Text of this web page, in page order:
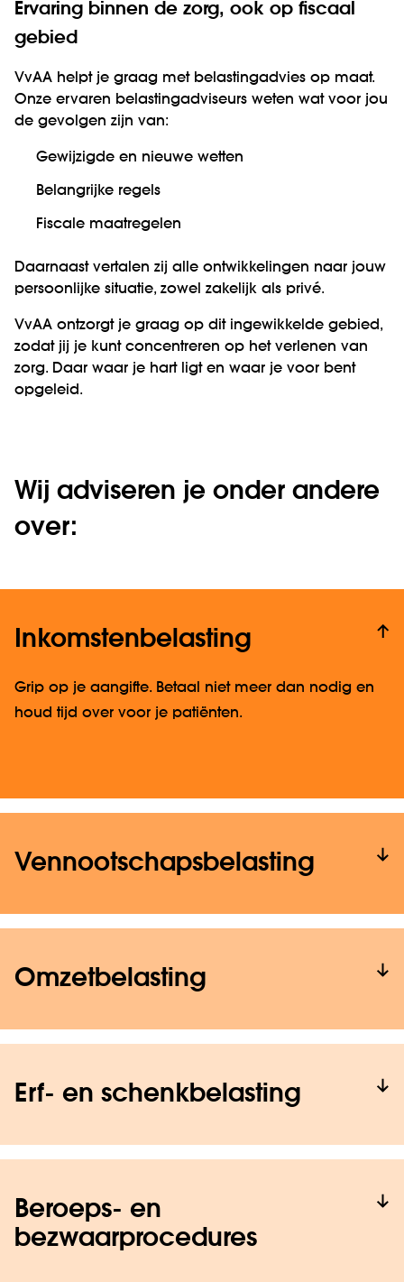
Ervaring binnen de zorg, ook op fiscaal
gebied
VvAA helpt je graag met belastingadvies op maat.
Onze ervaren belastingadviseurs weten wat voor jou
de gevolgen zijn van:
Gewijzigde en nieuwe wetten
Belangrijke regels
Fiscale maatregelen
Daarnaast vertalen zij alle ontwikkelingen naar jouw
persoonlijke situatie, zowel zakelijk als privé.
VvAA ontzorgt je graag op dit ingewikkelde gebied,
zodat jij je kunt concentreren op het verlenen van
zorg. Daar waar je hart ligt en waar je voor bent
opgeleid.
Wij adviseren je onder andere
over:
Inkomstenbelasting
Grip op je aangifte. Betaal niet meer dan nodig en
houd tijd over voor je patiënten.
Vennootschaps­belasting
Omzetbelasting
Erf- en schenkbelasting
Beroeps- en
bezwaarprocedures